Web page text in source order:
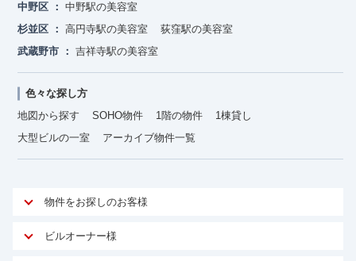
中野区
中野駅の美容室
杉並区
高円寺駅の美容室
荻窪駅の美容室
武蔵野市
吉祥寺駅の美容室
色々な探し方
地図から探す
SOHO物件 1階の物件
1棟貸し
大型ビルの一室
アーカイブ物件一覧
物件をお探しのお客様
アットオフィスが選ばれる理由
ビルオーナー様